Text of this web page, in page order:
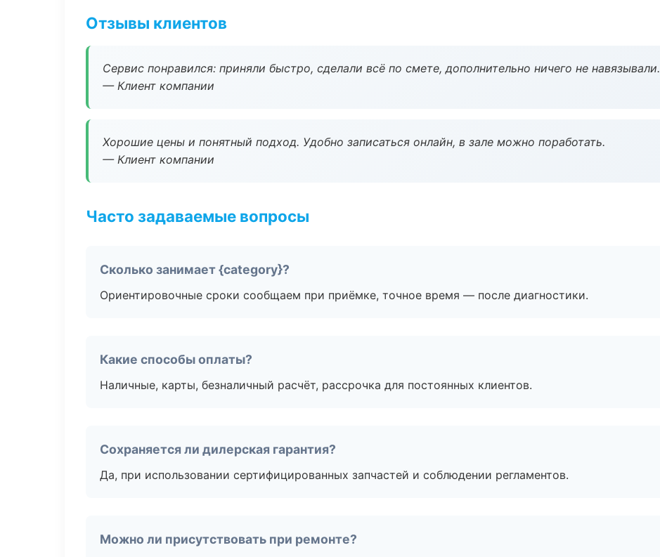
Отзывы клиентов
Сервис понравился: приняли быстро, сделали всё по смете, дополнительно ничего не навязывали.
— Клиент компании
Хорошие цены и понятный подход. Удобно записаться онлайн, в зале можно поработать.
— Клиент компании
Часто задаваемые вопросы
Сколько занимает {category}?
Ориентировочные сроки сообщаем при приёмке, точное время — после диагностики.
Какие способы оплаты?
Наличные, карты, безналичный расчёт, рассрочка для постоянных клиентов.
Сохраняется ли дилерская гарантия?
Да, при использовании сертифицированных запчастей и соблюдении регламентов.
Можно ли присутствовать при ремонте?